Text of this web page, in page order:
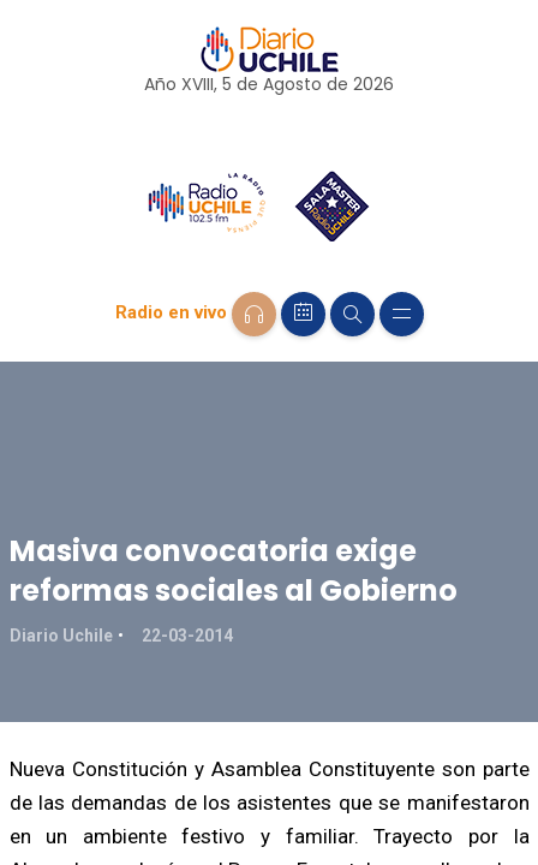
Año XVIII, 5 de Agosto de 2026
Radio en vivo
Masiva convocatoria exige
reformas sociales al Gobierno
Diario Uchile 22-03-2014
Nueva Constitución y Asamblea Constituyente son parte
de las demandas de los asistentes que se manifestaron
en un ambiente festivo y familiar. Trayecto por la